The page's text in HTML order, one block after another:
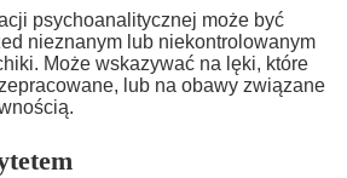
psychoanalitycznej może być
nieznanym lub niekontrolowanym
Może wskazywać na lęki, które
lub na obawy związane